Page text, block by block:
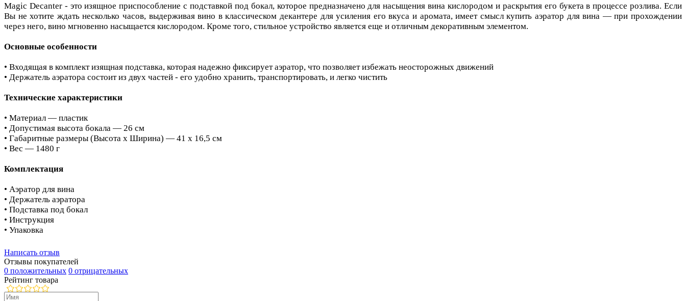
Magic Decanter - это изящное приспособление с подставкой под бокал, которое предназначено для насыщения вина кислородом и раскрытия его букета в процессе розлива. Если
Вы не хотите ждать несколько часов, выдерживая вино в классическом декантере для усиления его вкуса и аромата, имеет смысл купить аэратор для вина — при прохождении
через него, вино мгновенно насыщается кислородом. Кроме того, стильное устройство является еще и отличным декоративным элементом.
Основные особенности
• Входящая в комплект изящная подставка, которая надежно фиксирует аэратор, что позволяет избежать неосторожных движений
• Держатель аэратора состоит из двух частей - его удобно хранить, транспортировать, и легко чистить
Технические характеристики
• Материал — пластик
• Допустимая высота бокала — 26 см
• Габаритные размеры (Высота х Ширина) — 41 х 16,5 см
• Вес — 1480 г
Комплектация
• Аэратор для вина
• Держатель аэратора
• Подставка под бокал
• Инструкция
• Упаковка
Написать отзыв
Отзывы покупателей
0 положительных 0 отрицательных
Рейтинг товара